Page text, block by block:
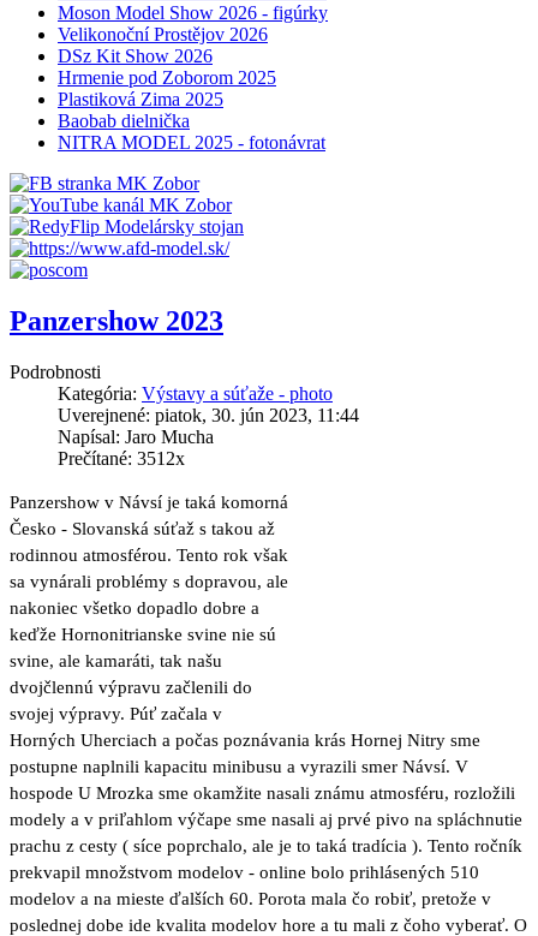
Moson Model Show 2026 - figúrky
Velikonoční Prostějov 2026
DSz Kit Show 2026
Hrmenie pod Zoborom 2025
Plastiková Zima 2025
Baobab dielnička
NITRA MODEL 2025 - fotonávrat
Panzershow 2023
Podrobnosti
Kategória: Výstavy a súťaže - photo
Uverejnené: piatok, 30. jún 2023, 11:44
Napísal: Jaro Mucha
Prečítané: 3512x
Panzershow v Návsí je taká komorná
Česko - Slovanská súťaž s takou až
rodinnou atmosférou. Tento rok však
sa vynárali problémy s dopravou, ale
nakoniec všetko dopadlo dobre a
keďže Hornonitrianske svine nie sú
svine, ale kamaráti, tak našu
dvojčlennú výpravu začlenili do
svojej výpravy. Púť začala v
Horných Uherciach a počas poznávania krás Hornej Nitry sme
postupne naplnili kapacitu minibusu a vyrazili smer Návsí. V
hospode U Mrozka sme okamžite nasali známu atmosféru, rozložili
modely a v priľahlom výčape sme nasali aj prvé pivo na spláchnutie
prachu z cesty ( síce poprchalo, ale je to taká tradícia ). Tento ročník
prekvapil množstvom modelov - online bolo prihlásených 510
modelov a na mieste ďalších 60. Porota mala čo robiť, pretože v
poslednej dobe ide kvalita modelov hore a tu mali z čoho vyberať. O